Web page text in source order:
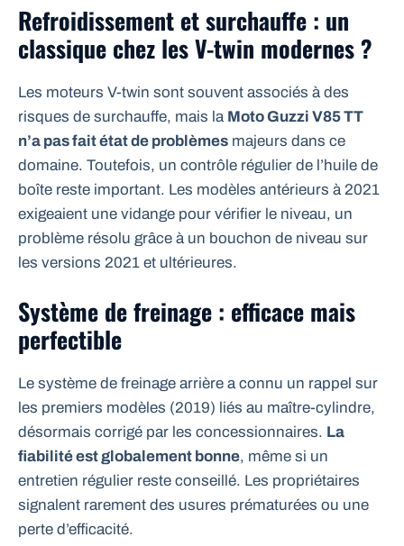
Refroidissement et surchauffe : un
classique chez les V-twin modernes ?
Les moteurs V-twin sont souvent associés à des
risques de surchauffe, mais la Moto Guzzi V85 TT
n’a pas fait état de problèmes majeurs dans ce
domaine. Toutefois, un contrôle régulier de l’huile de
boîte reste important. Les modèles antérieurs à 2021
exigeaient une vidange pour vérifier le niveau, un
problème résolu grâce à un bouchon de niveau sur
les versions 2021 et ultérieures.
Système de freinage : efficace mais
perfectible
Le système de freinage arrière a connu un rappel sur
les premiers modèles (2019) liés au maître-cylindre,
désormais corrigé par les concessionnaires. La
fiabilité est globalement bonne, même si un
entretien régulier reste conseillé. Les propriétaires
signalent rarement des usures prématurées ou une
perte d’efficacité.